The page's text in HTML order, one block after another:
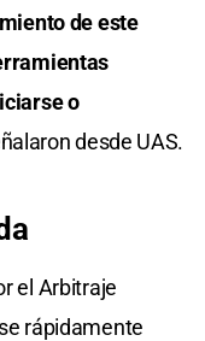
de este
o
desde UAS.
el Arbitraje
rápidamente